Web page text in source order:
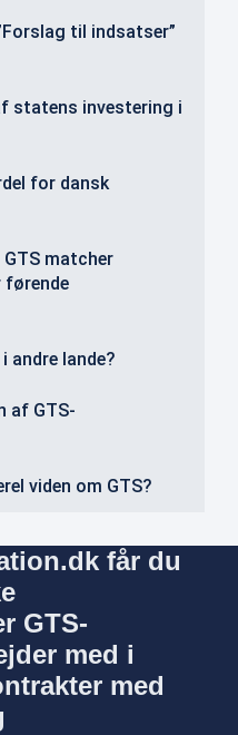
til indsatser”
statens investering i
for dansk
matcher
førende
andre lande?
af GTS-
viden om GTS?
får du
GTS-
med i
med